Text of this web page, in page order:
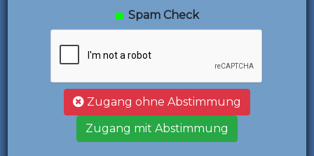
Spam Check
Zugang ohne Abstimmung
Zugang mit Abstimmung